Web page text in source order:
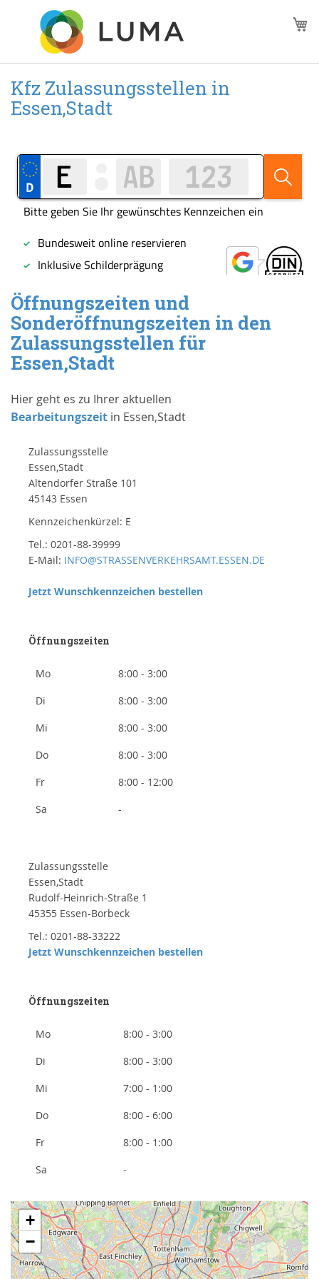
Inhalt
springen
Kfz Zulassungsstellen in
Essen,Stadt
Öffnungszeiten und
Sonderöffnungszeiten in den
Zulassungsstellen für
Essen,Stadt
Hier geht es zu Ihrer aktuellen
Bearbeitungszeit in Essen,Stadt
Zulassungsstelle
Essen,Stadt
Altendorfer Straße 101
45143 Essen
Kennzeichenkürzel: E
Tel.: 0201-88-39999
E-Mail: INFO@STRASSENVERKEHRSAMT.ESSEN.DE
Jetzt Wunschkennzeichen bestellen
Öffnungszeiten
Mo
8:00 - 3:00
Di
8:00 - 3:00
Mi
8:00 - 3:00
Do
8:00 - 3:00
Fr
8:00 - 12:00
Sa
-
Zulassungsstelle
Essen,Stadt
Rudolf-Heinrich-Straße 1
45355 Essen-Borbeck
Tel.: 0201-88-33222
Jetzt Wunschkennzeichen bestellen
Öffnungszeiten
Mo
8:00 - 3:00
Di
8:00 - 3:00
Mi
7:00 - 1:00
Do
8:00 - 6:00
Fr
8:00 - 1:00
Sa
-
+
−